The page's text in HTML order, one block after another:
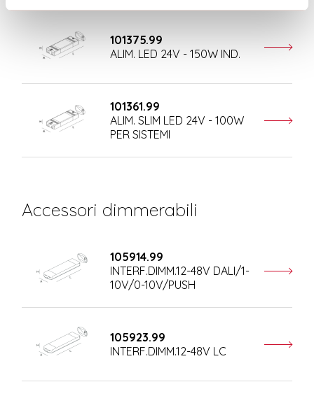
101375.99
ALIM. LED 24V - 150W IND.
101361.99
ALIM. SLIM LED 24V - 100W
PER SISTEMI
Accessori dimmerabili
105914.99
INTERF.DIMM.12-48V DALI/1-
10V/0-10V/PUSH
105923.99
INTERF.DIMM.12-48V LC